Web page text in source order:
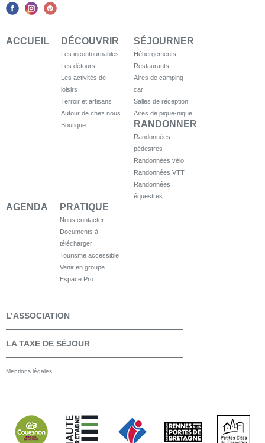
ACCUEIL DÉCOUVRIR
Les incontournables
Les détours
Les activités de
loisirs
Terroir et artisans
Autour de chez nous
Boutique
SÉJOURNER
Hébergements
Restaurants
Aires de camping-
car
Salles de réception
Aires de pique-nique
RANDONNER
Randonnées
pédestres
Randonnées vélo
Randonnées VTT
Randonnées
équestres
AGENDA PRATIQUE
Nous contacter
Documents à
télécharger
Tourisme accessible
Venir en groupe
Espace Pro
L’ASSOCIATION
LA TAXE DE SÉJOUR
Mentions légales